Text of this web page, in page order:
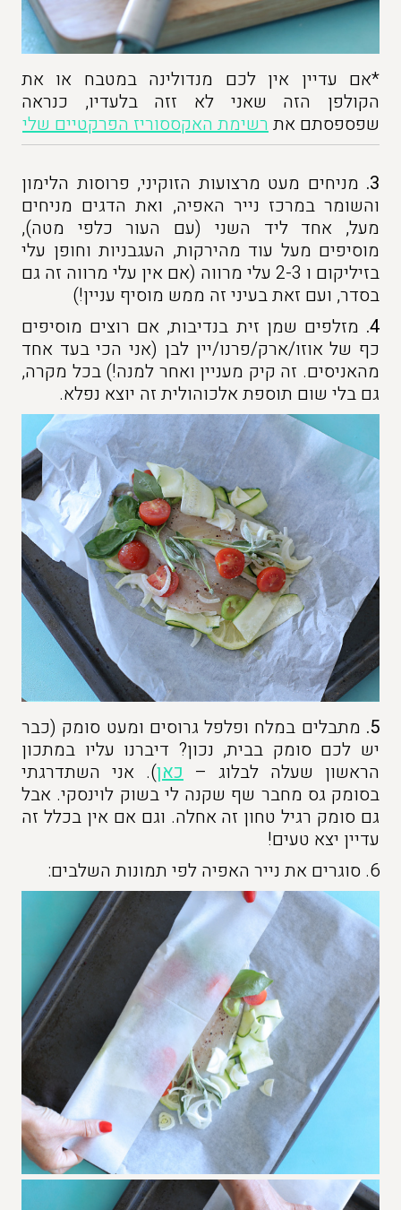
*אם עדיין אין לכם מנדולינה במטבח או את
הקולפן הזה שאני לא זזה בלעדיו, כנראה
שפספסתם אתרשימת האקססוריז הפרקטיים שלי
3. מניחים מעט מרצועות הזוקיני, פרוסות הלימון
והשומר במרכז נייר האפיה, ואת הדגים מניחים
מעל, אחד ליד השני (עם העור כלפי מטה),
מוסיפים מעל עוד מהירקות, העגבניות וחופן עלי
בזיליקום ו 2-3 עלי מרווה (אם אין עלי מרווה זה גם
בסדר, ועם זאת בעיני זה ממש מוסיף עניין!)
4. מזלפים שמן זית בנדיבות, אם רוצים מוסיפים
כף של אוזו/ארק/פרנו/יין לבן (אני הכי בעד אחד
מהאניסים. זה קיק מעניין ואחר למנה!) בכל מקרה,
גם בלי שום תוספת אלכוהולית זה יוצא נפלא.
5. מתבלים במלח ופלפל גרוסים ומעט סומק (כבר
יש לכם סומק בבית, נכון? דיברנו עליו במתכון
הראשון שעלה לבלוג – כאן). אני השתדרגתי
בסומק גס מחבר שף שקנה לי בשוק לוינסקי. אבל
גם סומק רגיל טחון זה אחלה. וגם אם אין בכלל זה
עדיין יצא טעים!
6. סוגרים את נייר האפיה לפי תמונות השלבים: